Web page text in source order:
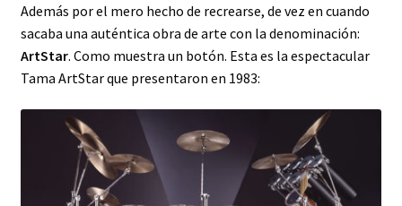
Además por el mero hecho de recrearse, de vez en cuando
sacaba una auténtica obra de arte con la denominación:
ArtStar. Como muestra un botón. Esta es la espectacular
Tama ArtStar que presentaron en 1983: